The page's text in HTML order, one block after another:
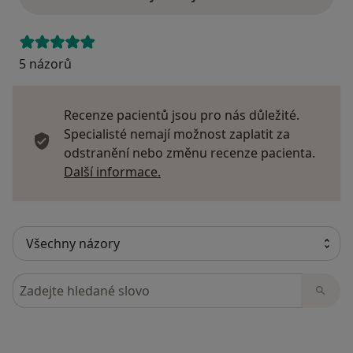
5 názorů
Recenze pacientů jsou pro nás důležité.
Specialisté nemají možnost zaplatit za
odstranění nebo změnu recenze pacienta.
Další informace.
Hledejte v názorech